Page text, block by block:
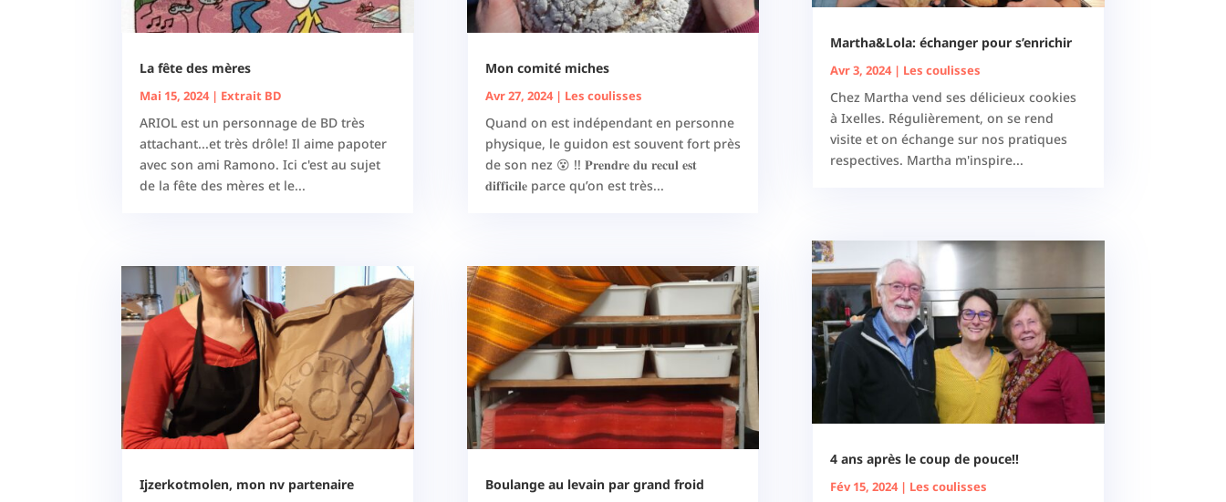
La fête des mères
Mai 15, 2024| Extrait BD
ARIOL est un personnage de BD très
attachant...et très drôle! Il aime papoter
avec son ami Ramono. Ici c'est au sujet
de la fête des mères et le...
Ijzerkotmolen, mon nv partenaire
Mon comité miches
Avr 27, 2024| Les coulisses
Quand on est indépendant en personne
physique, le guidon est souvent fort près
de son nez 😵 !! 𝐏𝐫𝐞𝐧𝐝𝐫𝐞 𝐝𝐮 𝐫𝐞𝐜𝐮𝐥 𝐞𝐬𝐭
𝐝𝐢𝐟𝐟𝐢𝐜𝐢𝐥𝐞 parce qu’on est très...
Boulange au levain par grand froid
Martha&Lola: échanger pour s’enrichir
Avr 3, 2024| Les coulisses
Chez Martha vend ses délicieux cookies
à Ixelles. Régulièrement, on se rend
visite et on échange sur nos pratiques
respectives. Martha m'inspire...
4 ans après le coup de pouce!!
Fév 15, 2024| Les coulisses